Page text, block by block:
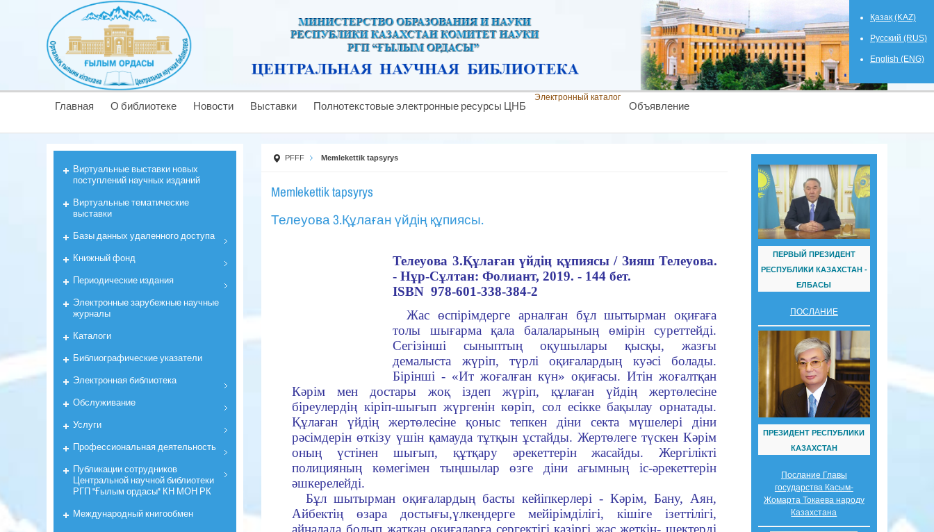
Қазақ (KAZ)
Русский (RUS)
English (ENG)
Главная О библиотеке Новости Выставки Полнотекстовые электронные ресурсы ЦНБ
Электронный каталог
Объявление
PFFF Memlekettik tapsyrys
Memlekettik tapsyrys
Телеуова 3.Құлаған үйдің құпиясы.
Телеуова 3.Құлаған үйдің құпиясы / Зияш Телеуова.
- Нұр-Сұлтан: Фолиант, 2019. - 144 бет.
ISBN 978-601-338-384-2
Жас өспірімдерге арналған бұл шытырман оқиғаға
толы шығарма қала балаларының өмірін суреттейді.
Сегізінші сыныптың оқушылары қысқы, жазғы
демалыста жүріп, түрлі оқиғалардың куәсі болады.
Бірінші - «Ит жоғалған күн» оқиғасы. Итін жоғалтқан
Кәрім мен достары жоқ іздеп жүріп, құлаған үйдің жертөлесіне
біреулердің кіріп-шығып жүргенін көріп, сол есікке бақылау орнатады.
Құлаған үйдің жертөлесіне қоныс тепкен діни секта мүшелері діни
рәсімдерін өткізу үшін қамауда тұтқын ұстайды. Жертөлеге түскен Кәрім
оның үстінен шығып, құтқару әрекеттерін жасайды. Жергілікті
полицияның көмегімен тыңшылар өзге діни ағымның іс-әрекеттерін
әшкерелейді.
Бұл шытырман оқиғалардың басты кейіпкерлері - Кәрім, Бану, Аян,
Айбектің өзара достығы,үлкендерге мейірімділігі, кішіге ізеттілігі,
айналада болып жатқан оқиғаларға сергектігі қазіргі жас жеткін- шектерді
ПЕРВЫЙ ПРЕЗИДЕНТ
РЕСПУБЛИКИ КАЗАХСТАН -
ЕЛБАСЫ
ПОСЛАНИЕ
ПРЕЗИДЕНТ РЕСПУБЛИКИ
КАЗАХСТАН
Послание Главы
государства Касым-
Жомарта Токаева народу
Казахстана
Виртуальные выставки новых
поступлений научных изданий
Виртуальные тематические
выставки
Базы данных удаленного доступа
Книжный фонд
Периодические издания
Электронные зарубежные научные
журналы
Каталоги
Библиографические указатели
Электронная библиотека
Обслуживание
Услуги
Профессиональная деятельность
Публикации сотрудников
Центральной научной библиотеки
РГП "Ғылым ордасы" КН МОН РК
Международный книгообмен